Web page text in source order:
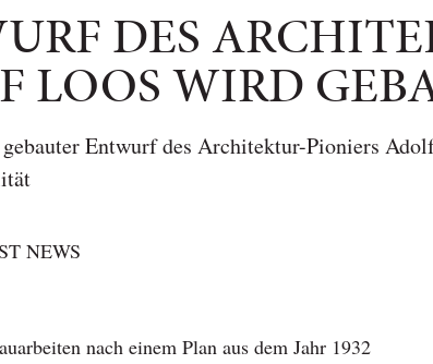
DES
LOOS WIRD
Entwurf des Architektur-Pioniers
NEWS
nach einem Plan aus dem Jahr 1932